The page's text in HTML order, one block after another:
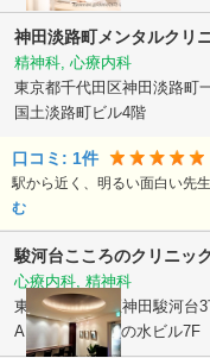
神田淡路町メンタルクリ
精神科, 心療内科
東京都千代田区神田淡路町
国土淡路町ビル4階
口コミ: 1件
駅から近く、明るい面白い先
む
駿河台こころのクリニック
心療内科, 精神科
東京都千代田区神田駿河台
A・PLAZA御茶の水ビル7F